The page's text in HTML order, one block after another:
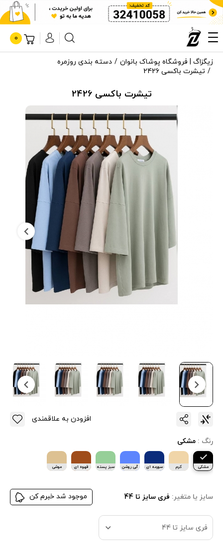
0
زیگزاگ | فروشگاه پوشاک بانوان
دسته بندی روزمره
تیشرت باکسی 2426
رنگ : مشکی
مشکی کرم سورمه ای آبی روشن
سبز پسته
قهوه ای موشی
سایز یا متغیر: فری سایز تا 44 موجود شد خبرم کن
فری سایز تا 44
تیشرت باکسی 2426
افزودن به علاقمندی